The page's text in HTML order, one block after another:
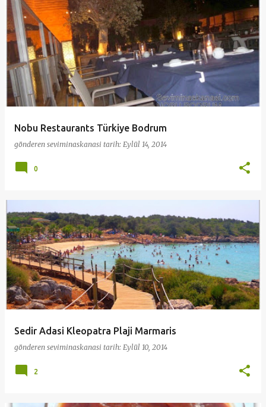
Nobu Restaurants Türkiye Bodrum
gönderen seviminaskanasi tarih: Eylül 14, 2014
0
Sedir Adasi Kleopatra Plaji Marmaris
gönderen seviminaskanasi tarih: Eylül 10, 2014
2